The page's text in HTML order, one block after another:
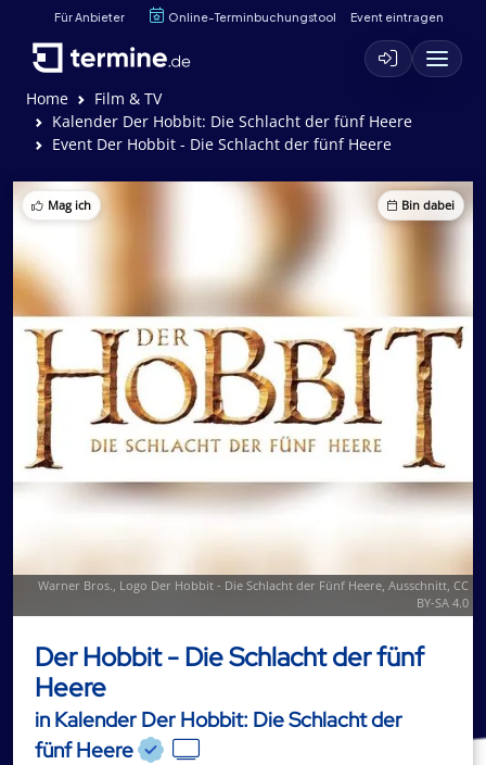
Für Anbieter Online-Terminbuchungstool Event eintragen
Home
Film & TV
Kalender Der Hobbit: Die Schlacht der fünf Heere
Event Der Hobbit - Die Schlacht der fünf Heere
Mag ich Bin dabei
Warner Bros., Logo Der Hobbit - Die Schlacht der Fünf Heere, Ausschnitt, CC
BY-SA 4.0
Der Hobbit - Die Schlacht der fünf
Heere
in Kalender Der Hobbit: Die Schlacht der
fünf Heere